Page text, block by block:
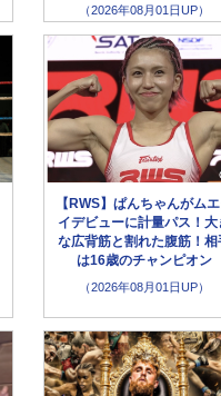
（2026年08月01日UP）
【RWS】ぱんちゃんがム
イデビューに計量パス！大
な広背筋と割れた腹筋！相
は16歳のチャンピオン
（2026年08月01日UP）